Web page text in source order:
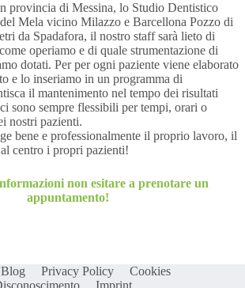
provincia di Messina, lo Studio Dentistico
Mela vicino Milazzo e Barcellona Pozzo di
da Spadafora, il nostro staff sarà lieto di
operiamo e di quale strumentazione di
dotati. Per per ogni paziente viene elaborato
e lo inseriamo in un programma di
il mantenimento nel tempo dei risultati
sono sempre flessibili per tempi, orari o
nostri pazienti.
bene e professionalmente il proprio lavoro, il
centro i propri pazienti!
non esitare a prenotare un
appuntamento!
Blog Privacy Policy
Cookies
Imprint